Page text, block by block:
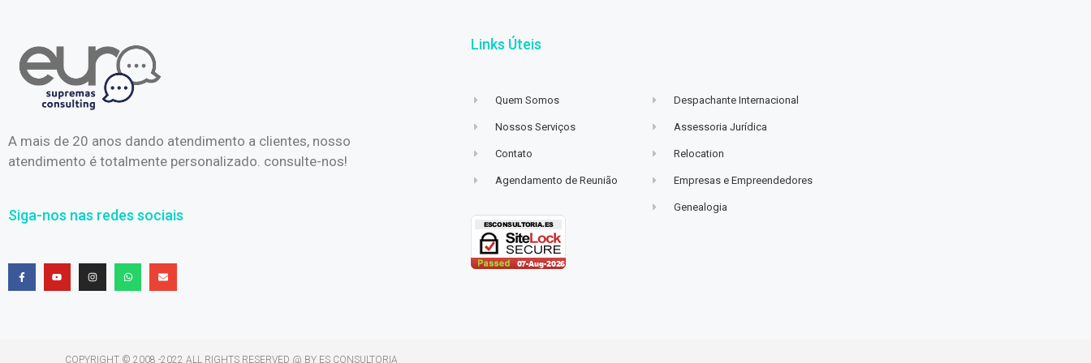
A mais de 20 anos dando atendimento a clientes, nosso
atendimento é totalmente personalizado. consulte-nos!
Siga-nos nas redes sociais
Links Úteis
Quem Somos
Nossos Serviços
Contato
Agendamento de Reunião
Despachante Internacional
Assessoria Jurídica
Relocation
Empresas e Empreendedores
Genealogia
COPYRIGHT © 2008 -2022 ALL RIGHTS RESERVED​ @ BY ES CONSULTORIA